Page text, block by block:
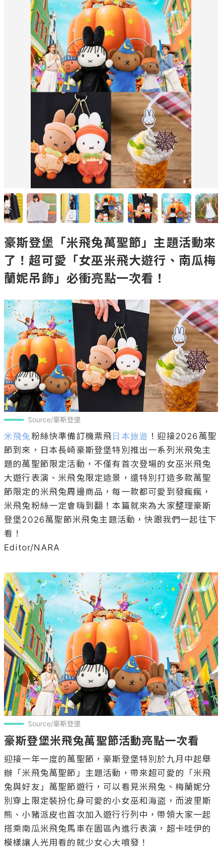
豪斯登堡「米飛兔萬聖節」主題活動來
了！超可愛「女巫米飛大遊行、南瓜梅
蘭妮吊飾」必衝亮點一次看！
Source/豪斯登堡
米飛兔粉絲快準備訂機票飛 日本旅遊 ！迎接2026萬聖
節到來，日本長崎豪斯登堡特別推出一系列米飛兔主
題的萬聖節限定活動，不僅有首次登場的女巫米飛兔
大遊行表演、米飛兔限定造景，還特別打造多款萬聖
節限定的米飛兔周邊商品，每一款都可愛到發瘋瘋，
米飛兔粉絲一定會嗨到翻！本篇就來為大家整理豪斯
登堡2026萬聖節米飛兔主題活動，快跟我們一起往下
看！
Editor/NARA
Source/豪斯登堡
豪斯登堡米飛兔萬聖節活動亮點一次看
迎接一年一度的萬聖節，豪斯登堡特別於九月中起舉
辦「米飛兔萬聖節」主題活動，帶來超可愛的「米飛
兔與好友」萬聖節遊行，可以看見米飛兔、梅蘭妮分
別穿上限定裝扮化身可愛的小女巫和海盜，而波里斯
熊、小豬派皮也首次加入遊行行列中，帶領大家一起
搭乘南瓜米飛兔馬車在園區內進行表演，超卡哇伊的
模樣讓人光用看的就少女心大噴發！